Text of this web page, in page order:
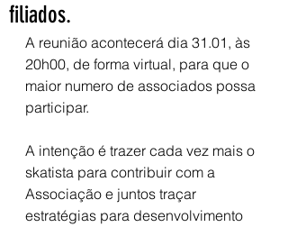
filiados.
A reunião acontecerá dia 31.01, às
20h00, de forma virtual, para que o
maior numero de associados possa
participar.
A intenção é trazer cada vez mais o
skatista para contribuir com a
Associação e juntos traçar
estratégias para desenvolvimento